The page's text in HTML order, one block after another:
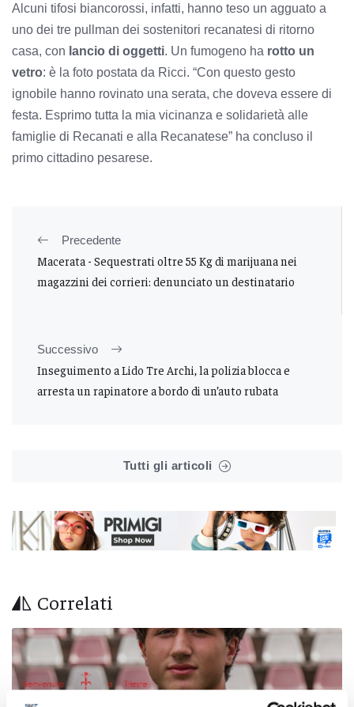
Alcuni tifosi biancorossi, infatti, hanno teso un agguato a
uno dei tre pullman dei sostenitori recanatesi di ritorno
casa, con lancio di oggetti. Un fumogeno ha rotto un
vetro: è la foto postata da Ricci. “Con questo gesto
ignobile hanno rovinato una serata, che doveva essere di
festa. Esprimo tutta la mia vicinanza e solidarietà alle
famiglie di Recanati e alla Recanatese” ha concluso il
primo cittadino pesarese.
Precedente
Macerata - Sequestrati oltre 55 Kg di marijuana nei
magazzini dei corrieri: denunciato un destinatario
Successivo
Inseguimento a Lido Tre Archi, la polizia blocca e
arresta un rapinatore a bordo di un’auto rubata
Tutti gli articoli
Correlati